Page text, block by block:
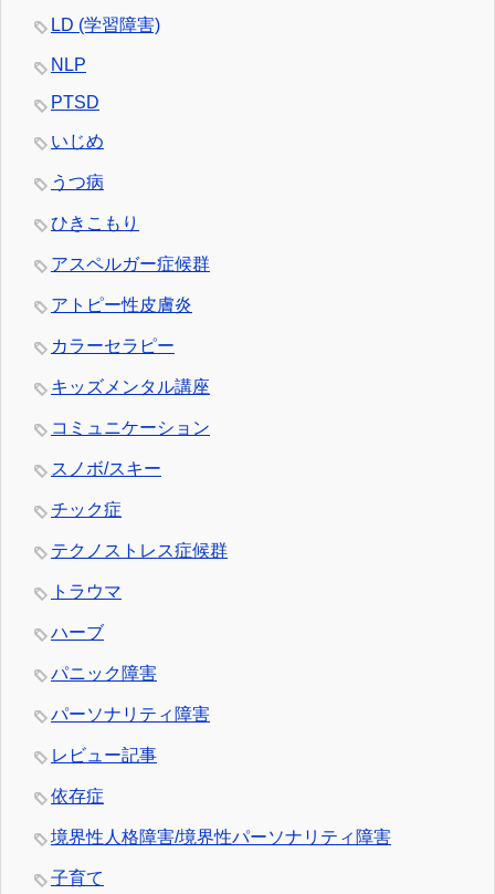
LD (学習障害)
NLP
PTSD
いじめ
うつ病
ひきこもり
アスペルガー症候群
アトピー性皮膚炎
カラーセラピー
キッズメンタル講座
コミュニケーション
スノボ/スキー
チック症
テクノストレス症候群
トラウマ
ハーブ
パニック障害
パーソナリティ障害
レビュー記事
依存症
境界性人格障害/境界性パーソナリティ障害
子育て